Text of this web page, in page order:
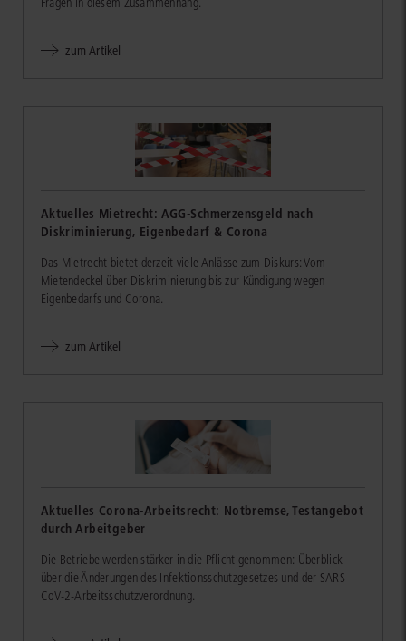
zum Artikel
Aktuelles Mietrecht: AGG-Schmerzensgeld nach
Diskriminierung, Eigenbedarf & Corona
Das Mietrecht bietet derzeit viele Anlässe zum Diskurs: Vom
Mietendeckel über Diskriminierung bis zur Kündigung wegen
Eigenbedarfs und Corona.
zum Artikel
Aktuelles Corona-Arbeitsrecht: Notbremse, Testangebot
durch Arbeitgeber
Die Betriebe werden stärker in die Pflicht genommen: Überblick
über die Änderungen des Infektionsschutzgesetzes und der SARS-
CoV-2-Arbeitsschutzverordnung.